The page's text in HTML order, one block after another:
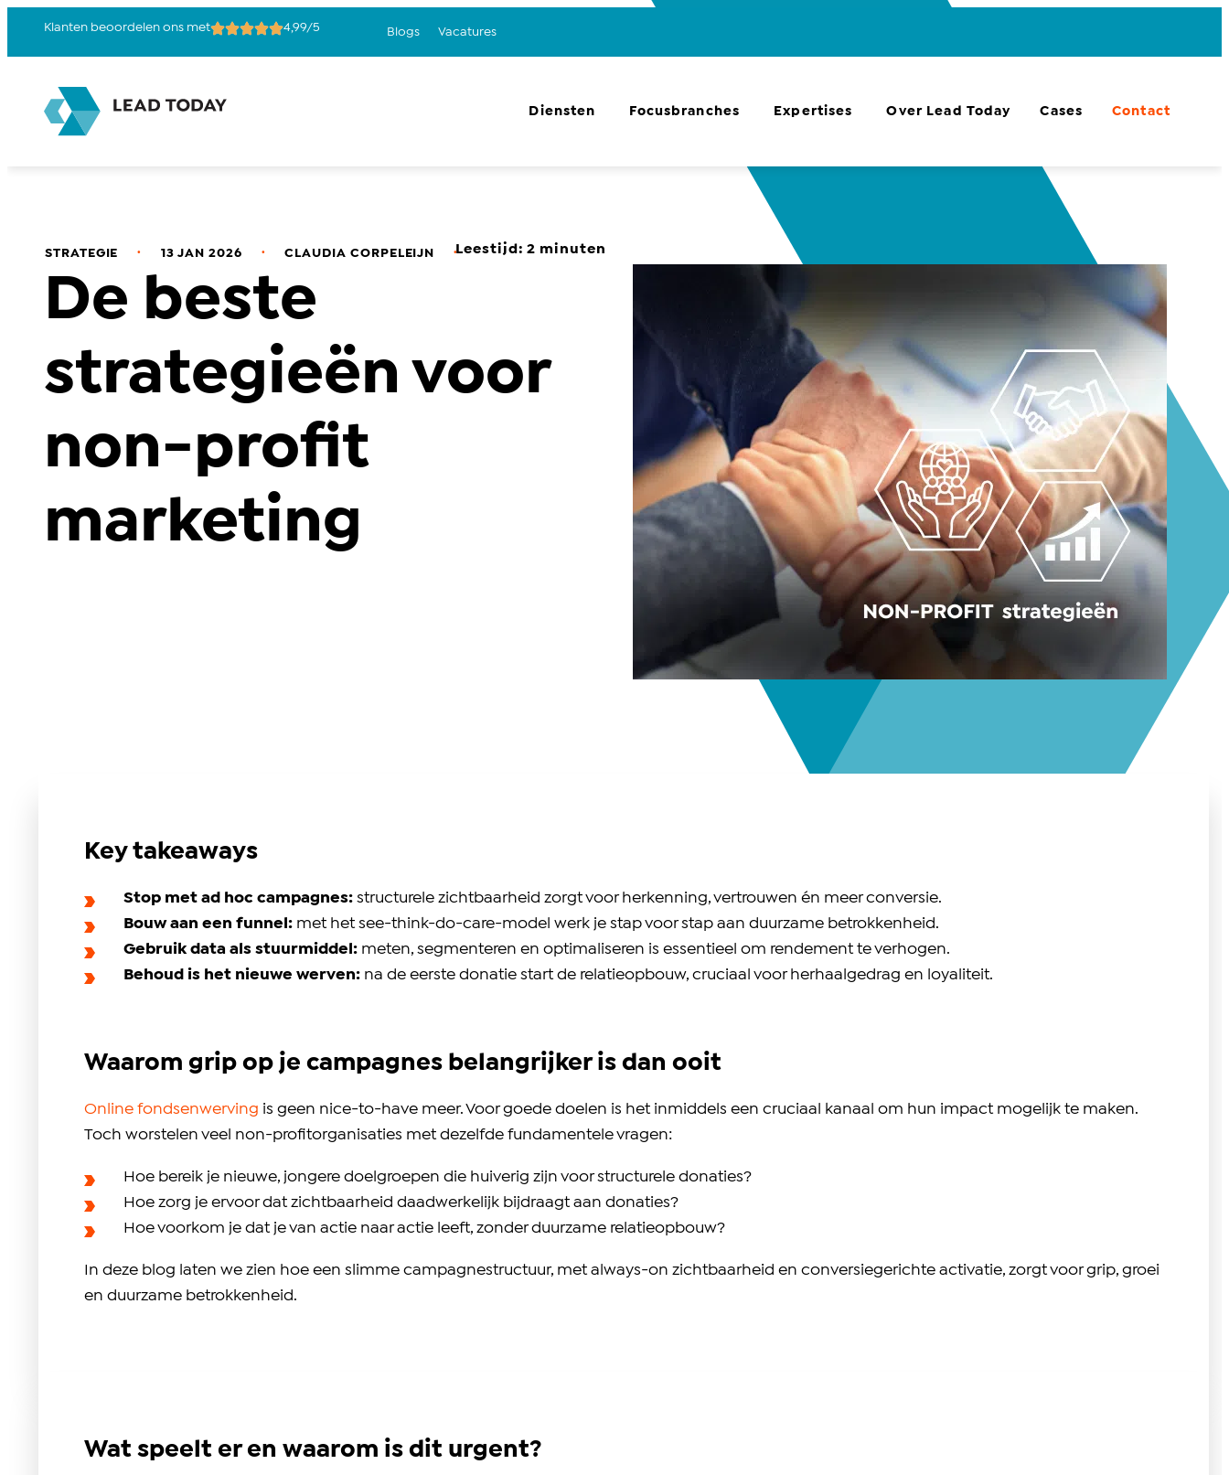
Klanten beoordelen ons met 4,99/5 Blogs Vacatures
Diensten Focusbranches Expertises Over Lead Today Cases Contact
STRATEGIE . 13 JAN 2026 . CLAUDIA CORPELEIJN .Leestijd: 2 minuten
De beste
strategieën voor
non-profit
marketing
Key takeaways
Stop met ad hoc campagnes: structurele zichtbaarheid zorgt voor herkenning, vertrouwen én meer conversie.
Bouw aan een funnel: met het see-think-do-care-model werk je stap voor stap aan duurzame betrokkenheid.
Gebruik data als stuurmiddel: meten, segmenteren en optimaliseren is essentieel om rendement te verhogen.
Behoud is het nieuwe werven: na de eerste donatie start de relatieopbouw, cruciaal voor herhaalgedrag en loyaliteit.
Waarom grip op je campagnes belangrijker is dan ooit
Online fondsenwerving is geen nice-to-have meer. Voor goede doelen is het inmiddels een cruciaal kanaal om hun impact mogelijk te maken.
Toch worstelen veel non-profitorganisaties met dezelfde fundamentele vragen:
Hoe bereik je nieuwe, jongere doelgroepen die huiverig zijn voor structurele donaties?
Hoe zorg je ervoor dat zichtbaarheid daadwerkelijk bijdraagt aan donaties?
Hoe voorkom je dat je van actie naar actie leeft, zonder duurzame relatieopbouw?
In deze blog laten we zien hoe een slimme campagnestructuur, met always-on zichtbaarheid en conversiegerichte activatie, zorgt voor grip, groei
en duurzame betrokkenheid.
Wat speelt er en waarom is dit urgent?